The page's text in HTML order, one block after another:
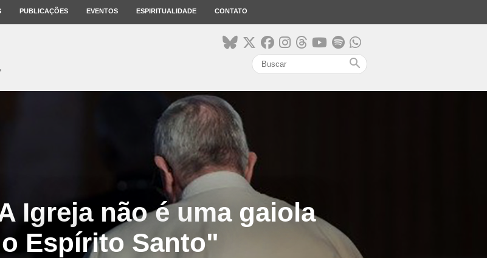
PUBLICAÇÕES EVENTOS ESPIRITUALIDADE CONTATO
search
Igreja não é uma gaiola
Espírito Santo"